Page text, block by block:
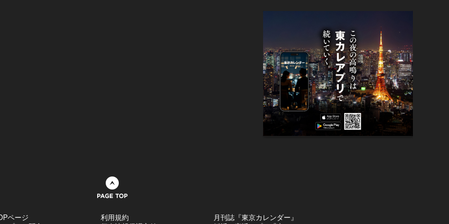
ページ
利用規約
月刊誌『東京カレンダー』